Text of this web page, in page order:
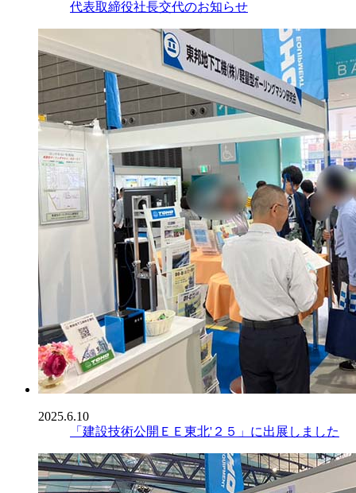
代表取締役社長交代のお知らせ
2025.6.10
「建設技術公開ＥＥ東北'２５」に出展しました